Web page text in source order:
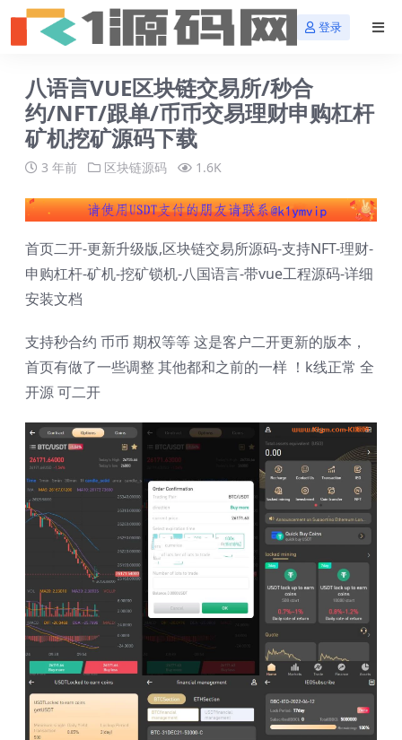
登录
八语言VUE区块链交易所/秒合
约/NFT/跟单/币币交易理财申购杠杆
矿机挖矿源码下载
3 年前 区块链源码 1.6K
首页二开-更新升级版,区块链交易所源码-支持NFT-理财-
申购杠杆-矿机-挖矿锁机-八国语言-带vue工程源码-详细
安装文档
支持秒合约 币币 期权等等 这是客户二开更新的版本，
首页有做了一些调整 其他都和之前的一样 ！k线正常 全
开源 可二开